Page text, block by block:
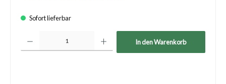
Sofort lieferbar
In den Warenkorb